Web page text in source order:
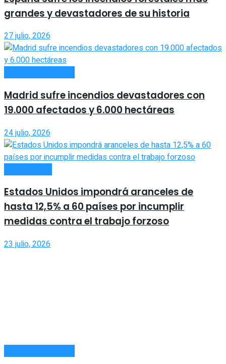
grandes y devastadores de su historia
27 julio, 2026
Madrid sufre incendios devastadores con
19.000 afectados y 6.000 hectáreas
24 julio, 2026
Estados Unidos impondrá aranceles de
hasta 12,5% a 60 países por incumplir
medidas contra el trabajo forzoso
23 julio, 2026